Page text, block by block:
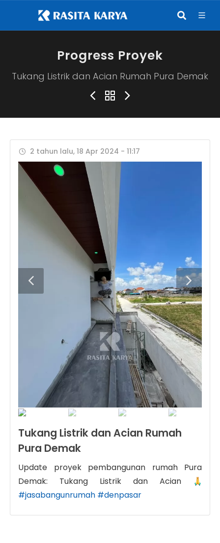
Progress Proyek
Tukang Listrik dan Acian Rumah Pura Demak
2 tahun lalu, 18 Apr 2024 - 11:17
Tukang Listrik dan Acian Rumah
Pura Demak
Update proyek pembangunan rumah Pura
Demak: Tukang Listrik dan Acian
#jasabangunrumah #denpasar